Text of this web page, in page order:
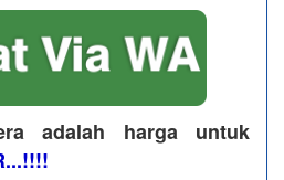
adalah harga untuk